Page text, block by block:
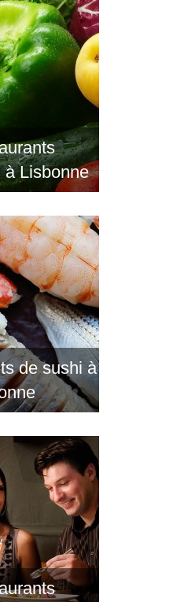
à Lisbonne
de sushi à